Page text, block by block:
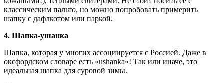
классическим пальто, но можно попробовать примерить
шапку с дафлкотом или паркой.
4. Шапка-ушанка
Шапка, которая у многих ассоциируется с Россией. Даже в
оксфордском словаре есть «ushanka»! Так или иначе, это
идеальная шапка для суровой зимы.